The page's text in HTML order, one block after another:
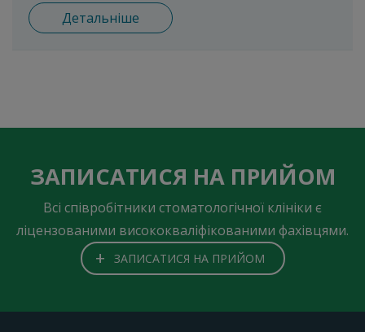
Детальніше
ЗАПИСАТИСЯ НА ПРИЙОМ
Всі співробітники стоматологічної клініки є
ліцензованими висококваліфікованими фахівцями.
+ ЗАПИСАТИСЯ НА ПРИЙОМ